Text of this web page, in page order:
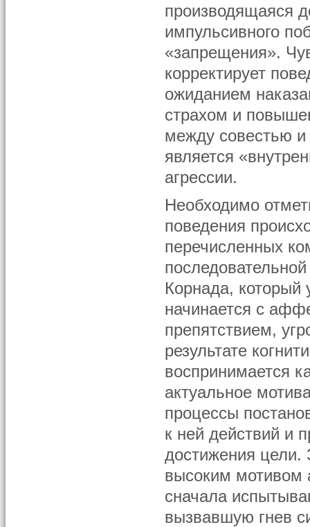
производящаяся
импульсивного
«запрещения».
корректирует
ожиданием
страхом и
между совестью и
является
агрессии.
Необходимо
поведения
перечисленных
Корнада, который
начинается с
препятствием,
результате
воспринимается
актуальное
процессы
к ней действий и
достижения цели.
высоким мотивом
сначала
вызвавшую гнев